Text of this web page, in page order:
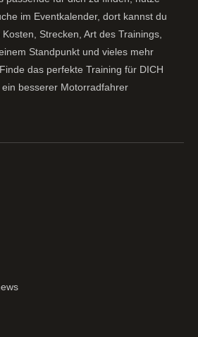
im Eventkalender, dort kannst du
Strecken, Art des Trainings,
Standpunkt und vieles mehr
Finde das perfekte Training für DICH
ein besserer Motorradfahrer